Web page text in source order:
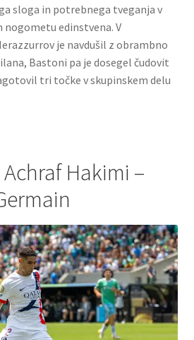
sloga in potrebnega tveganja v
nogometu edinstvena. V
je navdušil z obrambno
Bastoni pa je dosegel čudovit
tri točke v skupinskem delu
Hakimi –